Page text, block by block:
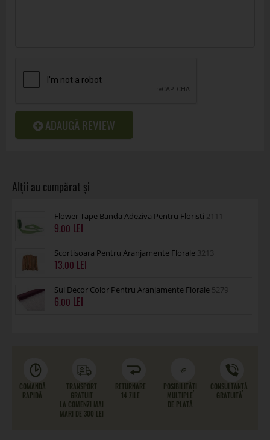
ADAUGĂ REVIEW
Flower Tape Banda Adeziva Pentru Floristi 2111
9.00
Scortisoara Pentru Aranjamente Florale 3213
13.00
Sul Decor Color Pentru Aranjamente Florale 5279
6.00
COMANDĂ
RAPIDĂ
TRANSPORT
GRATUIT
LA COMENZI MAI
MARI DE 300 LEI
RETURNARE
14 ZILE
POSIBILITĂȚI
MULTIPLE
DE PLATĂ
CONSULTANȚĂ
GRATUITĂ